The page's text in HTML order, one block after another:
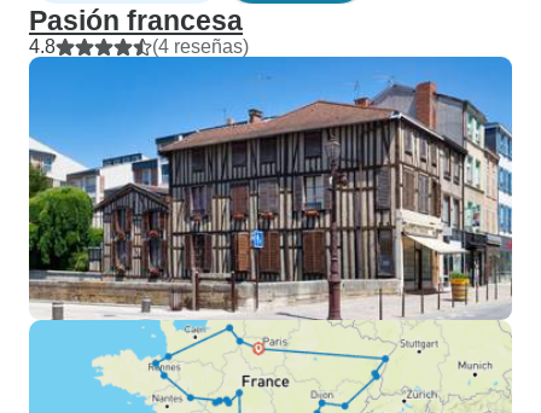
Pasión francesa
4.8 (4 reseñas)